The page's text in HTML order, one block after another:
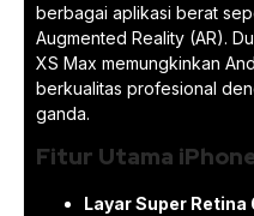
berbagai aplikasi berat
Augmented Reality (AR).
XS Max memungkinkan
berkualitas profesional
ganda.
Fitur Utama
Layar Super Retina